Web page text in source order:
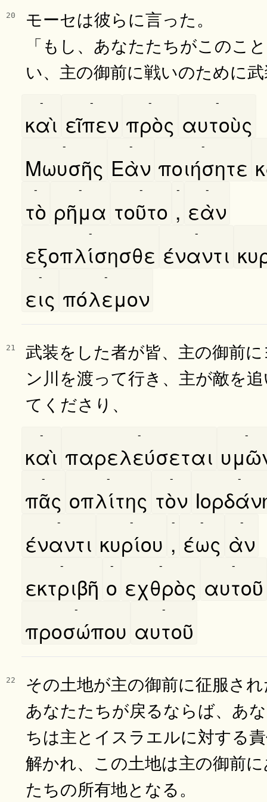
20
モーセは彼らに言った。
「もし、あなたたちがこのこ
い、主の御前に戦いのために
καὶ
-
εῖπεν
-
πρὸς
-
αυτοὺς
-
Μωυσῆς
-
Εὰν
-
ποιήσητε
-
τὸ
-
ρῆμα
-
τοῦτο
-
,
-
εὰν
-
εξοπλίσησθε
-
έναντι
-
εις
-
πόλεμον
-
21
武装をした者が皆、主の御前
ン川を渡って行き、主が敵を
てくださり、
καὶ
-
παρελεύσεται
- -
πᾶς
-
οπλίτης
-
τὸν
- -
έναντι
-
κυρίου
-
,
-
έως
-
ὰν
-
εκτριβῆ
-
ο
-
εχθρὸς
-
αυτοῦ
-
προσώπου
-
αυτοῦ
-
22
その土地が主の御前に征服さ
あなたたちが戻るならば、あ
ちは主とイスラエルに対する
解かれ、この土地は主の御前
たちの所有地となる。